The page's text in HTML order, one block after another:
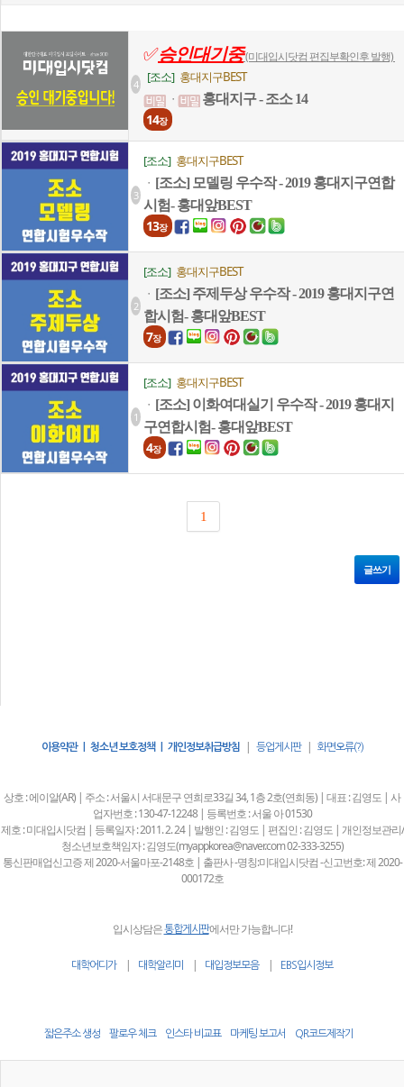
4
✅승인대기중(미대입시닷컴 편집부확인후 발행)
[조소] 홍대지구BEST
ㆍ 홍대지구 - 조소 14
14장
3
[조소] 홍대지구BEST
ㆍ [조소] 모델링 우수작 - 2019 홍대지구연합
시험- 홍대앞BEST
13장
2
[조소] 홍대지구BEST
ㆍ [조소] 주제두상 우수작 - 2019 홍대지구연
합시험- 홍대앞BEST
7장
1
[조소] 홍대지구BEST
ㆍ [조소] 이화여대실기 우수작 - 2019 홍대지
구연합시험- 홍대앞BEST
4장
1
글쓰기
이용약관 | 청소년 보호정책 | 개인정보취급방침| 등업게시판| 화면오류(?)
상호 : 에이알(AR) | 주소 : 서울시 서대문구 연희로33길 34, 1층 2호(연희동) | 대표 : 김영도 | 사
업자번호 : 130-47-12248 | 등록번호 : 서울 아 01530
제호 : 미대입시닷컴 | 등록일자 : 2011. 2. 24 | 발행인 : 김영도 | 편집인 : 김영도 | 개인정보관리/
청소년보호책임자 : 김영도(myappkorea@naver.com 02-333-3255)
통신판매업신고증 제 2020-서울마포-2148호 | 출판사 -명칭:미대입시닷컴 -신고번호: 제 2020-
000172호
입시상담은통합게시판에서만 가능합니다!
대학어디가| 대학알리미 | 대입정보모음| EBS입시정보
짧은주소 생성 팔로우 체크 인스타 비교표 마케팅 보고서 QR코드제작기